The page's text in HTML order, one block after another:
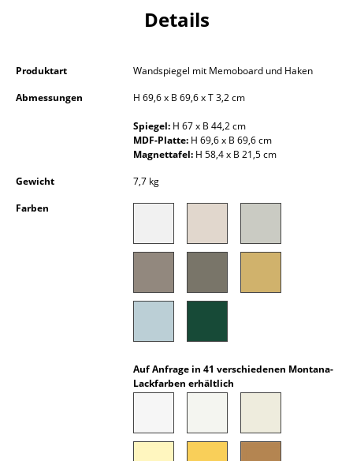
Beistell- & Rollcontainer
Kleinaufbewahrung
... alle Aufbewahrungsmöbel
Hängeleuchten & Deckenleuchten
Outdoor-Leuchten
Details
Produktart
Wandspiegel mit Memoboard und Haken
Abmessungen
H 69,6 x B 69,6 x T 3,2 cm
Spiegel: H 67 x B 44,2 cm
MDF-Platte: H 69,6 x B 69,6 cm
Magnettafel: H 58,4 x B 21,5 cm
Gewicht
7,7 kg
Farben
Auf Anfrage in 41 verschiedenen Montana-
Lackfarben erhältlich